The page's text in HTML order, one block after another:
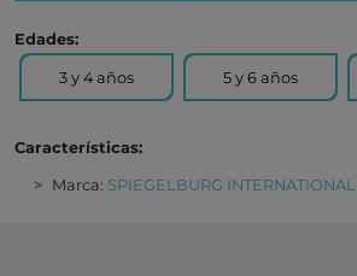
Edades:
3 y 4 años 5 y 6 años
Características:
Marca: SPIEGELBURG INTERNATIONAL